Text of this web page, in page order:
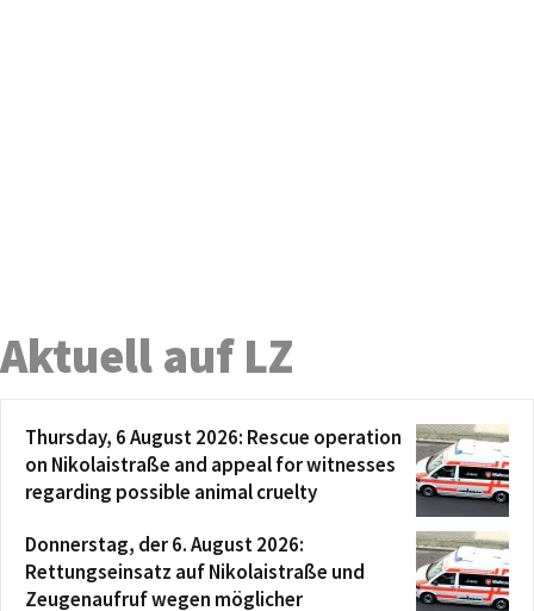
Aktuell auf LZ
Thursday, 6 August 2026: Rescue operation
on Nikolaistraße and appeal for witnesses
regarding possible animal cruelty
Donnerstag, der 6. August 2026:
Rettungseinsatz auf Nikolaistraße und
Zeugenaufruf wegen möglicher